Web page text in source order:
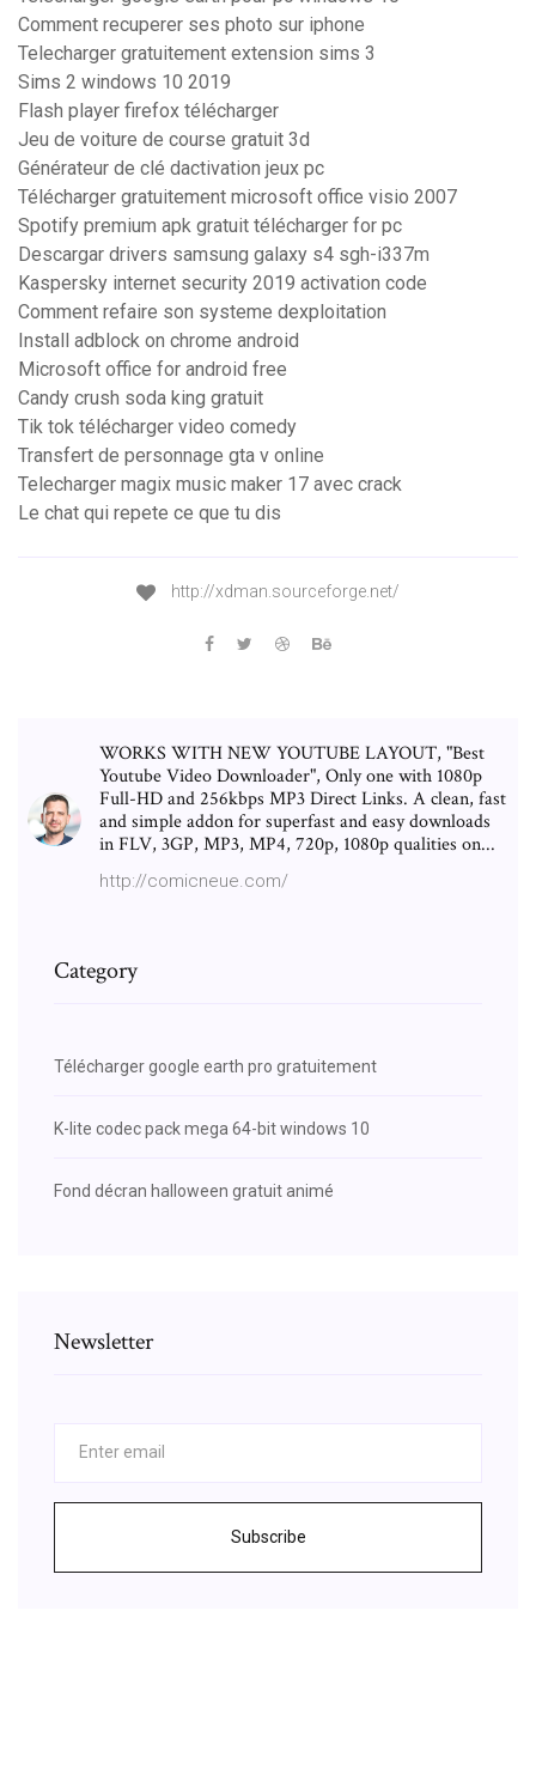
Comment recuperer ses photo sur iphone
Telecharger gratuitement extension sims 3
Sims 2 windows 10 2019
Flash player firefox télécharger
Jeu de voiture de course gratuit 3d
Générateur de clé dactivation jeux pc
Télécharger gratuitement microsoft office visio 2007
Spotify premium apk gratuit télécharger for pc
Descargar drivers samsung galaxy s4 sgh-i337m
Kaspersky internet security 2019 activation code
Comment refaire son systeme dexploitation
Install adblock on chrome android
Microsoft office for android free
Candy crush soda king gratuit
Tik tok télécharger video comedy
Transfert de personnage gta v online
Telecharger magix music maker 17 avec crack
Le chat qui repete ce que tu dis
http://xdman.sourceforge.net/
WORKS WITH NEW YOUTUBE LAYOUT, "Best
Youtube Video Downloader", Only one with 1080p
Full-HD and 256kbps MP3 Direct Links. A clean, fast
and simple addon for superfast and easy downloads
in FLV, 3GP, MP3, MP4, 720p, 1080p qualities on...
http://comicneue.com/
Category
Télécharger google earth pro gratuitement
K-lite codec pack mega 64-bit windows 10
Fond décran halloween gratuit animé
Newsletter
Subscribe